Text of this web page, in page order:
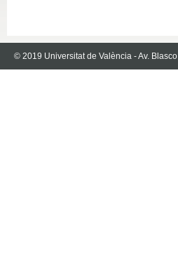
© 2019 Universitat de València - Av.